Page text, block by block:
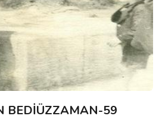
BEDİÜZZAMAN-59